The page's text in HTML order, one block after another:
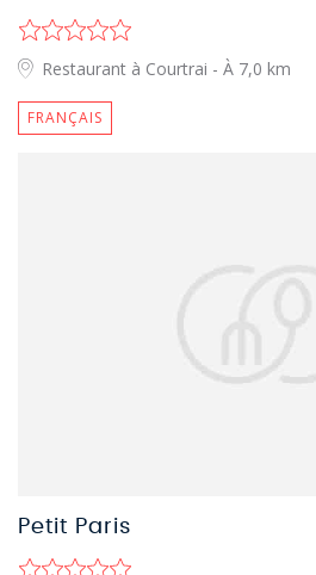
Restaurant à Courtrai - À 7,0 km
FRANÇAIS
Petit Paris